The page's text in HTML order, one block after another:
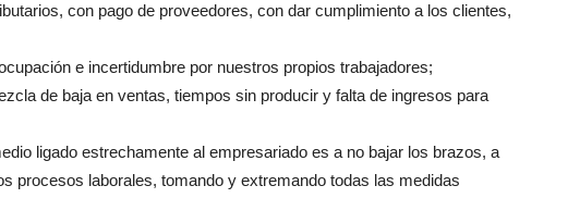
con pago de proveedores, con dar cumplimiento a los clientes,
e incertidumbre por nuestros propios trabajadores;
de baja en ventas, tiempos sin producir y falta de ingresos para
ligado estrechamente al empresariado es a no bajar los brazos, a
procesos laborales, tomando y extremando todas las medidas